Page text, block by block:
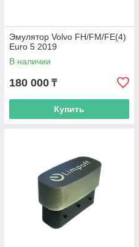
Эмулятор Volvo FH/FM/FE(4)
Euro 5 2019
В наличии
180 000 ₸
Купить